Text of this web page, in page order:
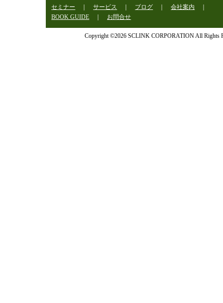
セミナー ｜サービス ブログ ｜会社案内
BOOK GUIDE
お問合せ
Copyright ©2026 SCLINK CORPORATION All Rights